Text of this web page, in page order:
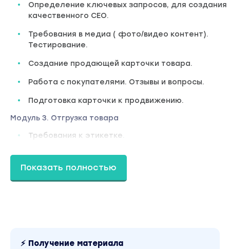
Определение ключевых запросов, для создания
качественного CEO.
Требования в медиа ( фото/видео контент).
Тестирование.
Создание продающей карточки товара.
Работа с покупателями. Отзывы и вопросы.
Подготовка карточки к продвижению.
Модуль 3. Отгрузка товара
Требования к этикетке.
Работа с упаковкой. Требования. Избежание
штрафов.
Подготовка отгрузки для минимизации
Показать полностью
⚡ Получение материала